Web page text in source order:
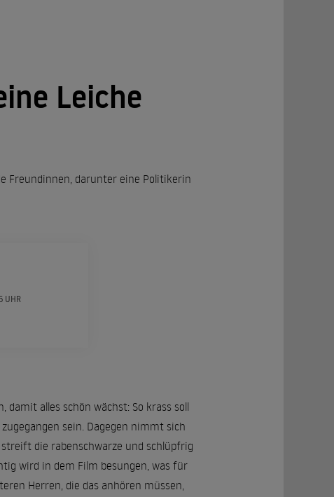
Leiche
Freundinnen, darunter eine Politikerin
UHR
alles schön wächst: So krass soll
sein. Dagegen nimmt sich
die rabenschwarze und schlüpfrig
wird in dem Film besungen, was für
Herren, die das anhören müssen,